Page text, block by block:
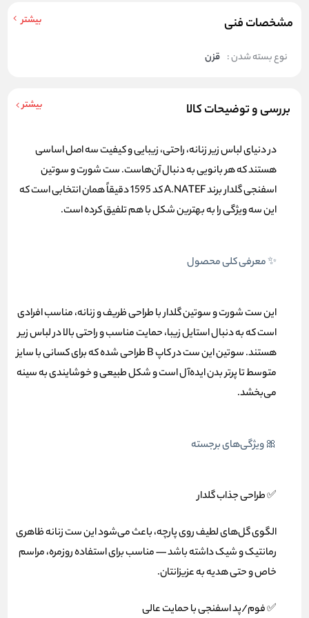
مشخصات فنی بیشتر
نوع بسته شدن : قزن
بررسی و توضیحات کالا بیشتر
در دنیای لباس زیر زنانه، راحتی، زیبایی و کیفیت سه اصل اساسی
هستند که هر بانویی به دنبال آن‌هاست. ست شورت و سوتین
اسفنجی گلدار برند A.NATEF کد 1595 دقیقاً همان انتخابی است که
این سه ویژگی را به بهترین شکل با هم تلفیق کرده است.
✨ معرفی کلی محصول
این ست شورت و سوتین گلدار با طراحی ظریف و زنانه، مناسب افرادی
است که به دنبال استایل زیبا، حمایت مناسب و راحتی بالا در لباس زیر
هستند. سوتین این ست در کاپ B طراحی شده که برای کسانی با سایز
متوسط تا پرتر بدن ایده‌آل است و شکل طبیعی و خوشایندی به سینه
می‌بخشد.
🎀 ویژگی‌های برجسته
✅ طراحی جذاب گلدار
الگوی گل‌های لطیف روی پارچه، باعث می‌شود این ست زنانه ظاهری
رمانتیک و شیک داشته باشد — مناسب برای استفاده روزمره، مراسم
خاص و حتی هدیه به عزیزانتان.
✅ فوم/پد اسفنجی با حمایت عالی